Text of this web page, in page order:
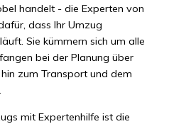
handelt - die Experten von
dass Ihr Umzug
Sie kümmern sich um alle
bei der Planung über
zum Transport und dem
mit Expertenhilfe ist die